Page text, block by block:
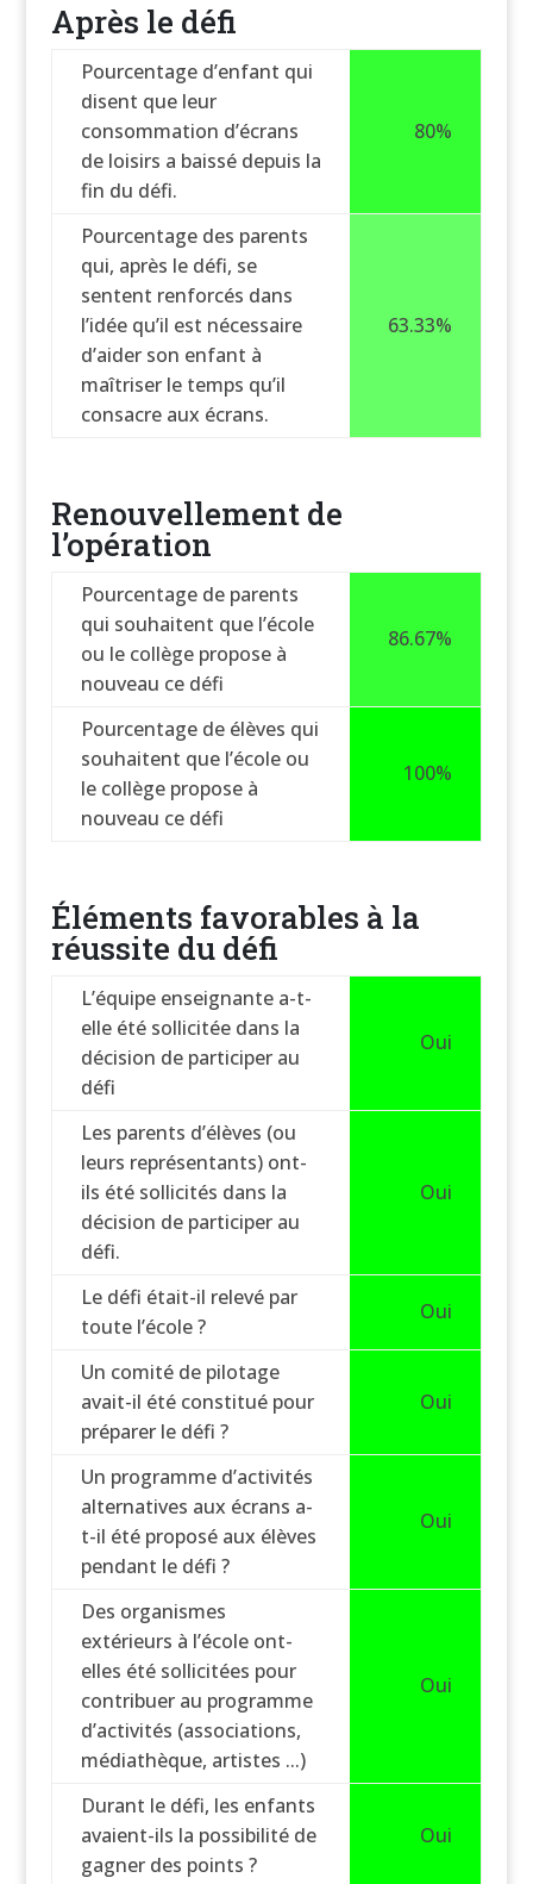
Après le défi
Pourcentage d’enfant qui
disent que leur
consommation d’écrans
de loisirs a baissé depuis la
fin du défi.
80%
Pourcentage des parents
qui, après le défi, se
sentent renforcés dans
l’idée qu’il est nécessaire
d’aider son enfant à
maîtriser le temps qu’il
consacre aux écrans.
63.33%
Renouvellement de
l’opération
Pourcentage de parents
qui souhaitent que l’école
ou le collège propose à
nouveau ce défi
86.67%
Pourcentage de élèves qui
souhaitent que l’école ou
le collège propose à
nouveau ce défi
100%
Éléments favorables à la
réussite du défi
L’équipe enseignante a-t-
elle été sollicitée dans la
décision de participer au
défi
Oui
Les parents d’élèves (ou
leurs représentants) ont-
ils été sollicités dans la
décision de participer au
défi.
Oui
Le défi était-il relevé par
toute l’école ?
Oui
Un comité de pilotage
avait-il été constitué pour
préparer le défi ?
Oui
Un programme d’activités
alternatives aux écrans a-
t-il été proposé aux élèves
pendant le défi ?
Oui
Des organismes
extérieurs à l’école ont-
elles été sollicitées pour
contribuer au programme
d’activités (associations,
médiathèque, artistes ...)
Oui
Durant le défi, les enfants
avaient-ils la possibilité de
gagner des points ?
Oui